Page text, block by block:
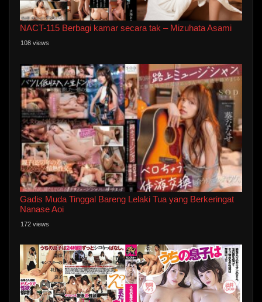
NACT-115 Berbagi kamar secara tak – Mizuhata Asami
108 views
Gadis Muda Tinggal Bareng Lelaki Tua yang Berkeringat
Nanase Aoi
172 views